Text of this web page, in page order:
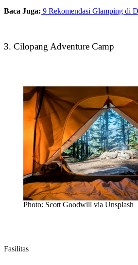
Baca Juga: 9 Rekomendasi Glamping di
3. Cilopang Adventure Camp
Photo: Scott Goodwill via Unsplash
Fasilitas